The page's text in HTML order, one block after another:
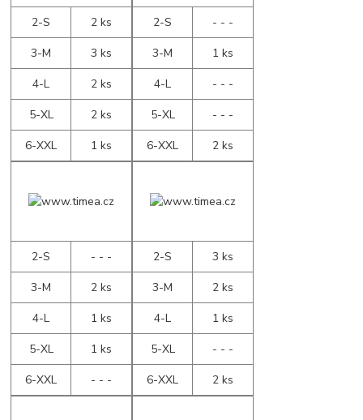
2-S
2 ks
3-M
3 ks
4-L
2 ks
5-XL
2 ks
6-XXL
1 ks
2-S
- - -
3-M
1 ks
4-L
- - -
5-XL
- - -
6-XXL
2 ks
2-S
- - -
3-M
2 ks
4-L
1 ks
5-XL
1 ks
6-XXL
- - -
2-S
3 ks
3-M
2 ks
4-L
1 ks
5-XL
- - -
6-XXL
2 ks